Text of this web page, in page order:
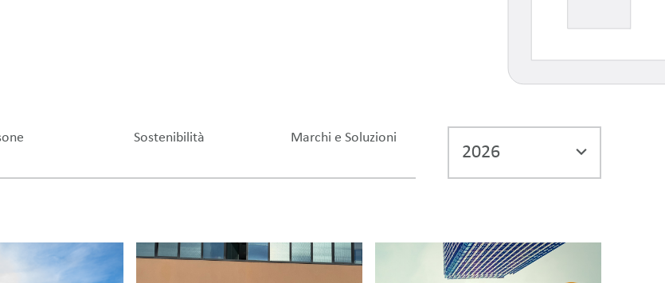
Sostenibilità Marchi e Soluzioni